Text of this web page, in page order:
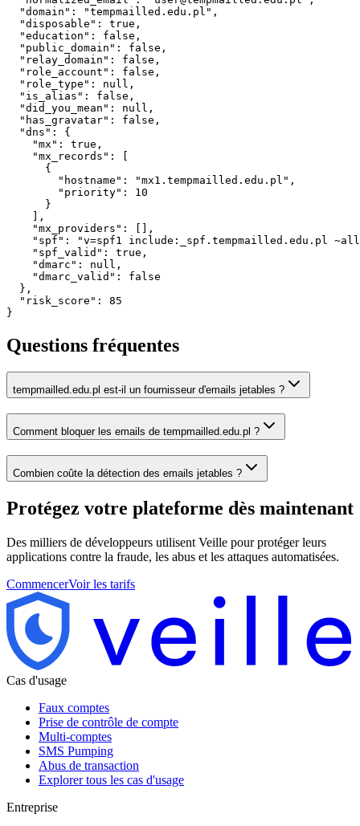
  "domain": "tempmailled.edu.pl",
  "disposable": true,
  "education": false,
  "public_domain": false,
  "relay_domain": false,
  "role_account": false,
  "role_type": null,
  "is_alias": false,
  "did_you_mean": null,
  "has_gravatar": false,
  "dns": {
    "mx": true,
    "mx_records": [
      {
        "hostname": "mx1.tempmailled.edu.pl",
        "priority": 10
      }
    ],
    "mx_providers": [],
"spf": "v=spf1 include:_spf.tempmailled.edu.pl
    "spf_valid": true,
    "dmarc": null,
    "dmarc_valid": false
  },
  "risk_score": 85
}
Questions fréquentes
tempmailled.edu.pl est-il un fournisseur d'emails jetables ?
Comment bloquer les emails de tempmailled.edu.pl ?
Combien coûte la détection des emails jetables ?
Protégez votre plateforme dès maintenant
Des milliers de développeurs utilisent Veille pour protéger leurs
applications contre la fraude, les abus et les attaques automatisées.
CommencerVoir les tarifs
Cas d'usage
Faux comptes
Prise de contrôle de compte
Multi-comptes
SMS Pumping
Abus de transaction
Explorer tous les cas d'usage
Entreprise